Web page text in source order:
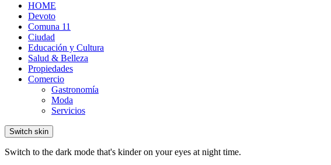
HOME
Devoto
Comuna 11
Ciudad
Educación y Cultura
Salud & Belleza
Propiedades
Comercio
Gastronomía
Moda
Servicios
Switch skin
Switch to the dark mode that's kinder on your eyes at night time.